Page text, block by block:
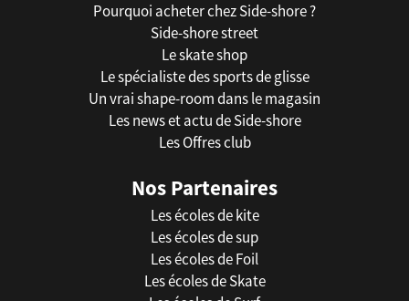
Pourquoi acheter chez Side-shore ?
Side-shore street
Le skate shop
Le spécialiste des sports de glisse
Un vrai shape-room dans le magasin
Les news et actu de Side-shore
Les Offres club
Nos Partenaires
Les écoles de kite
Les écoles de sup
Les écoles de Foil
Les écoles de Skate